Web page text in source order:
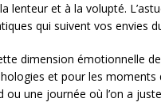
lenteur et à la volupté.
qui suivent vos envies
dimension émotionnelle
et pour les moments
une journée où l’on a